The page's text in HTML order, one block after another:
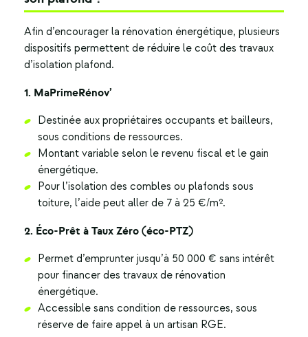
Afin d’encourager la rénovation énergétique, plusieurs
dispositifs permettent de réduire le coût des travaux
d’isolation plafond.
1. MaPrimeRénov’
Destinée aux propriétaires occupants et bailleurs,
sous conditions de ressources.
Montant variable selon le revenu fiscal et le gain
énergétique.
Pour l’isolation des combles ou plafonds sous
toiture, l’aide peut aller de 7 à 25 €/m².
2. Éco-Prêt à Taux Zéro (éco-PTZ)
Permet d’emprunter jusqu’à 50 000 € sans intérêt
pour financer des travaux de rénovation
énergétique.
Accessible sans condition de ressources, sous
réserve de faire appel à un artisan RGE.